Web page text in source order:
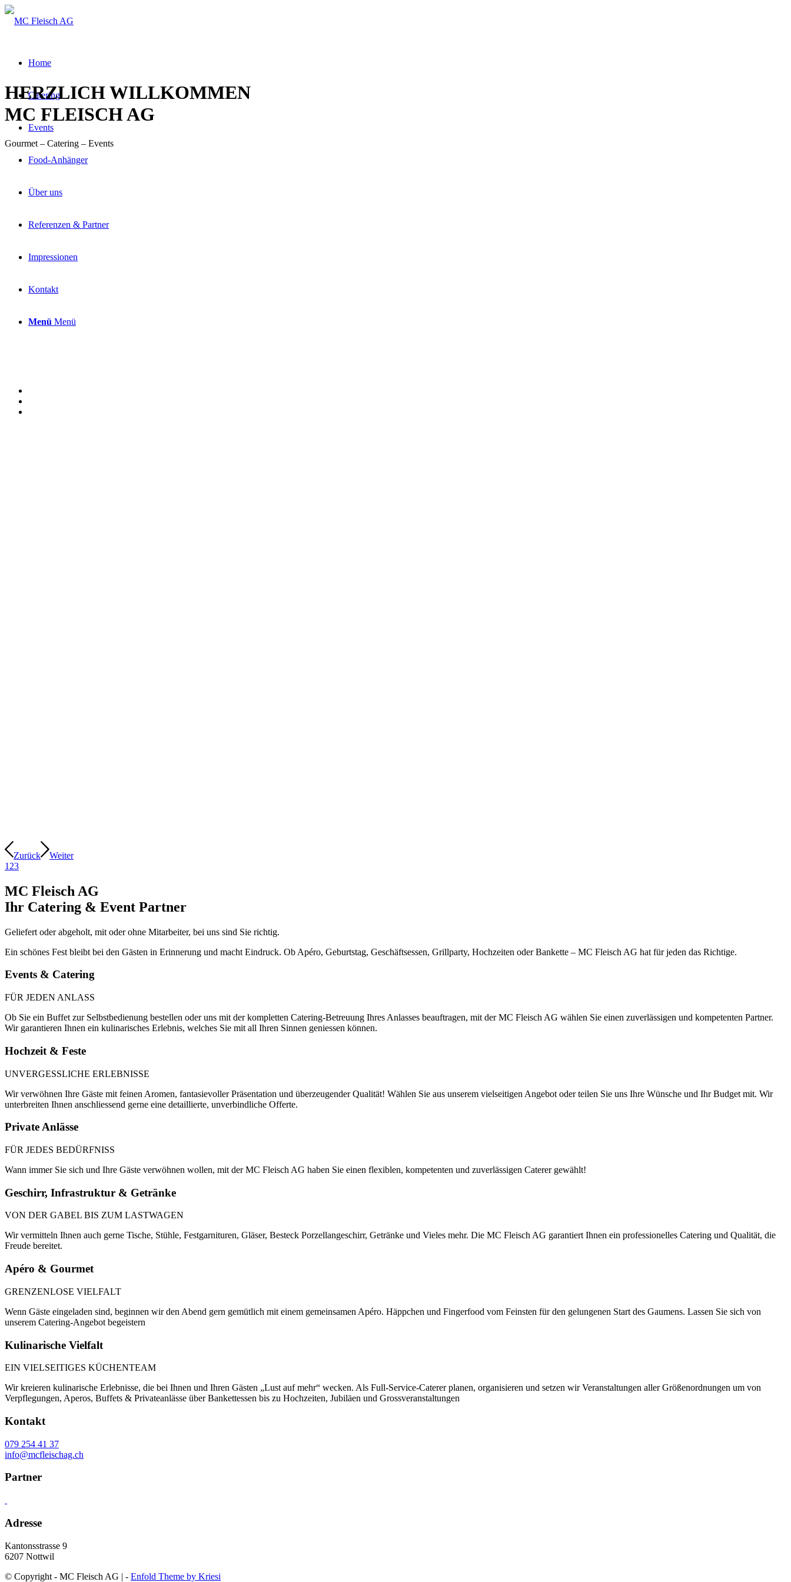
Home
Catering
Events
Food-Anhänger
Über uns
Referenzen & Partner
Impressionen
Kontakt
Menü Menü
HERZLICH WILLKOMMEN
MC FLEISCH AG
Gourmet – Catering – Events
Zurück
Weiter
1 23
MC Fleisch AG
Ihr Catering & Event Partner
Geliefert oder abgeholt, mit oder ohne Mitarbeiter, bei uns sind Sie richtig.
Ein schönes Fest bleibt bei den Gästen in Erinnerung und macht Eindruck. Ob Apéro, Geburtstag, Geschäftsessen, Grillparty, Hochzeiten oder Bankette – MC Fleisch AG hat für jeden das Richtige.
Events & Catering
FÜR JEDEN ANLASS
Ob Sie ein Buffet zur Selbstbedienung bestellen oder uns mit der kompletten Catering-Betreuung Ihres Anlasses beauftragen, mit der MC Fleisch AG wählen Sie einen zuverlässigen und kompetenten Partner.
Wir garantieren Ihnen ein kulinarisches Erlebnis, welches Sie mit all Ihren Sinnen geniessen können.
Hochzeit & Feste
UNVERGESSLICHE ERLEBNISSE
Wir verwöhnen Ihre Gäste mit feinen Aromen, fantasievoller Präsentation und überzeugender Qualität! Wählen Sie aus unserem vielseitigen Angebot oder teilen Sie uns Ihre Wünsche und Ihr Budget mit. Wir
unterbreiten Ihnen anschliessend gerne eine detaillierte, unverbindliche Offerte.
PrivateAnlässe
FÜR JEDES BEDÜRFNISS
Wann immer Sie sich und Ihre Gäste verwöhnen wollen, mit der MC Fleisch AG haben Sie einen flexiblen, kompetenten und zuverlässigen Caterer gewählt!
Geschirr, Infrastruktur & Getränke
VON DER GABEL BIS ZUM LASTWAGEN
Wir vermitteln Ihnen auch gerne Tische, Stühle, Festgarnituren, Gläser, Besteck Porzellangeschirr, Getränke und Vieles mehr. Die MC Fleisch AG garantiert Ihnen ein professionelles Catering und Qualität, die
Freude bereitet.
Apéro & Gourmet
GRENZENLOSE VIELFALT
Wenn Gäste eingeladen sind, beginnen wir den Abend gern gemütlich mit einem gemeinsamen Apéro. Häppchen und Fingerfood vom Feinsten für den gelungenen Start des Gaumens. Lassen Sie sich von
unserem Catering-Angebot begeistern
Kulinarische Vielfalt
EIN VIELSEITIGES KÜCHENTEAM
Wir kreieren kulinarische Erlebnisse, die bei Ihnen und Ihren Gästen „Lust auf mehr“ wecken. Als Full-Service-Caterer planen, organisieren und setzen wir Veranstaltungen aller Größenordnungen um von
Verpflegungen, Aperos, Buffets & Privateanlässe über Bankettessen bis zu Hochzeiten, Jubiläen und Grossveranstaltungen
Kontakt
079 254 41 37
info@mcfleischag.ch
Partner
Adresse
Kantonsstrasse 9
6207 Nottwil
© Copyright - MC Fleisch AG | - Enfold Theme by Kriesi